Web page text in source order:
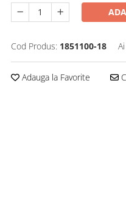
Cod Produs: 1851100-18
Adauga la Favorite